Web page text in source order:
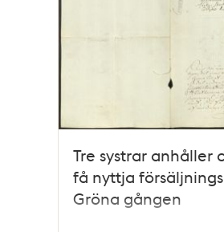
Tre systrar anhåller
få nyttja
Gröna gången